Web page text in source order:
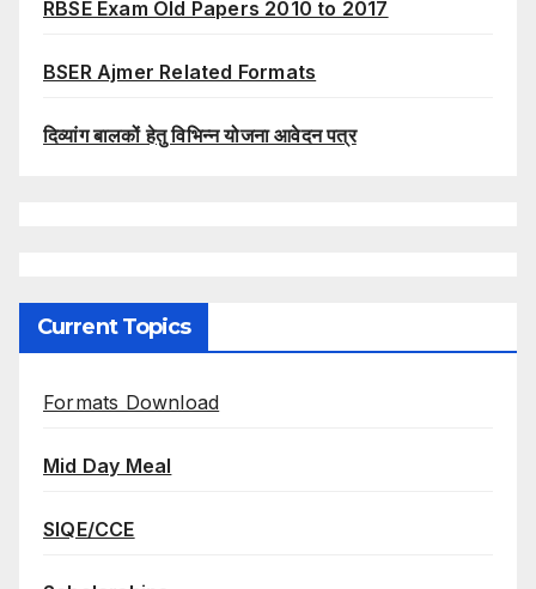
RBSE Exam Old Papers 2010 to 2017
BSER Ajmer Related Formats
दिव्यांग बालकों हेतु विभिन्न योजना आवेदन पत्र
Current Topics
Formats Download
Mid Day Meal
SIQE/CCE